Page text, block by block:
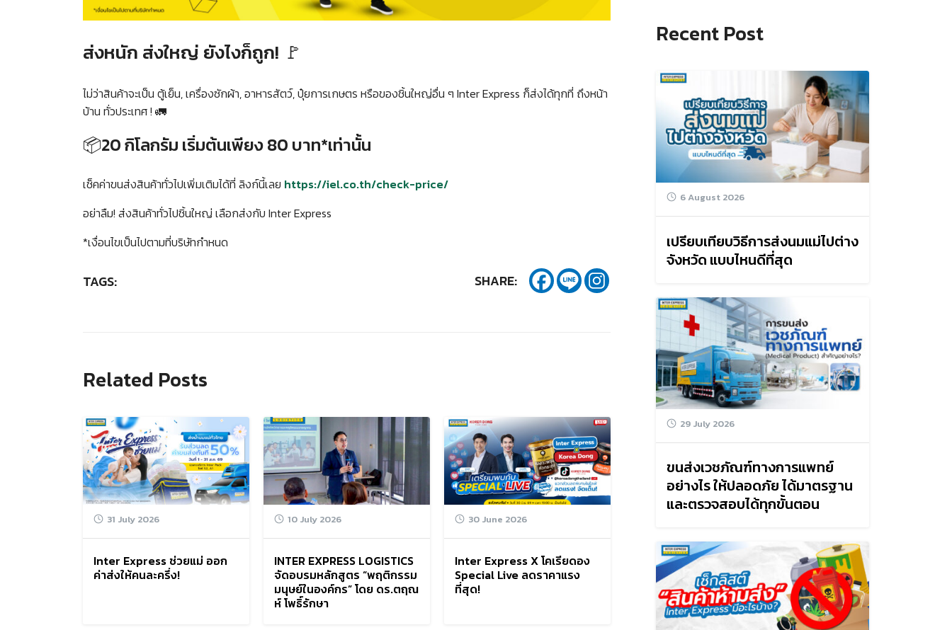
Search
for:
ส่งหนัก ส่งใหญ่ ยังไงก็ถูก! 🚩
ไม่ว่าสินค้าจะเป็น ตู้เย็น, เครื่องซักผ้า, อาหารสัตว์, ปุ๋ยการเกษตร หรือของชิ้นใหญ่อื่น ๆ Inter Express ก็ส่งได้ทุกที่ ถึงหน้า
บ้าน ทั่วประเทศ ! 🚛
📦20 กิโลกรัม เริ่มต้นเพียง 80 บาท*เท่านั้น
เช็คค่าขนส่งสินค้าทั่วไปเพิ่มเติมได้ที่ ลิงก์นี้เลย https://iel.co.th/check-price/
อย่าลืม! ส่งสินค้าทั่วไปชิ้นใหญ่ เลือกส่งกับ Inter Express
*เงื่อนไขเป็นไปตามที่บริษัทกำหนด
TAGS: SHARE:
Related Posts
31 July 2026
Inter Express ช่วยแม่ ออก
ค่าส่งให้คนละครึ่ง!
10 July 2026
INTER EXPRESS LOGISTICS
จัดอบรมหลักสูตร “พฤติกรรม
มนุษย์ในองค์กร” โดย ดร.ตฤณ
ห์ โพธิ์รักษา
30 June 2026
Inter Express X โคเรียดอง
Special Live ลดราคาแรง
ที่สุด!
Recent Post
6 August 2026
เปรียบเทียบวิธีการส่งนมแม่ไปต่าง
จังหวัด แบบไหนดีที่สุด
29 July 2026
ขนส่งเวชภัณฑ์ทางการแพทย์
อย่างไร ให้ปลอดภัย ได้มาตรฐาน
และตรวจสอบได้ทุกขั้นตอน